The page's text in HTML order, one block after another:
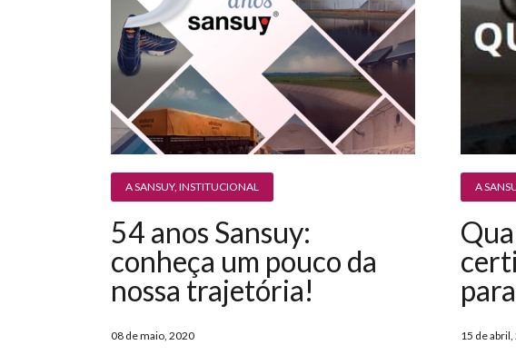
A SANSUY, INSTITUCIONAL
54 anos Sansuy:
conheça um pouco da
nossa trajetória!
08 de maio, 2020
A
15 de